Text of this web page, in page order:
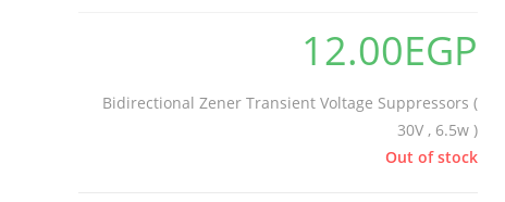
12.00EGP
Bidirectional Zener Transient Voltage Suppressors (
30V , 6.5w )
Out of stock